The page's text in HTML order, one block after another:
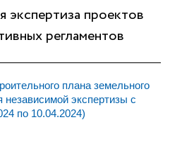
экспертиза проектов
регламентов
плана земельного
независимой экспертизы с
по 10.04.2024)